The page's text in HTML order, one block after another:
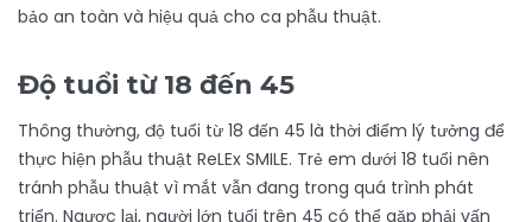
bảo an toàn và hiệu quả cho ca phẫu thuật.
Độ tuổi từ 18 đến 45
Thông thường, độ tuổi từ 18 đến 45 là thời điểm lý tưởng để
thực hiện phẫu thuật ReLEx SMILE. Trẻ em dưới 18 tuổi nên
tránh phẫu thuật vì mắt vẫn đang trong quá trình phát
triển. Ngược lại, người lớn tuổi trên 45 có thể gặp phải vấn